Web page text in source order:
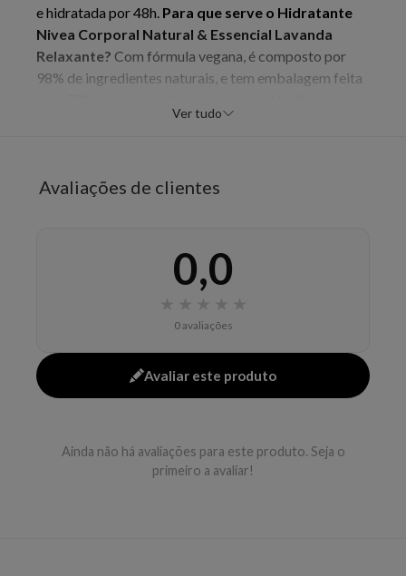
e hidratada por 48h. Para que serve o Hidratante
Nivea Corporal Natural & Essencial Lavanda
Relaxante? Com fórmula vegana, é composto por
98% de ingredientes naturais, e tem embalagem feita
Benefícios e diferenciais:
naturais - Sustentável: 50% menos plástico em sua
necessários para estabilidade e segurança da fórmula
Como usar o NIVEA Hidratante Corporal Natural
& Essencial Lavanda Relaxante?
pele 2. Massageie até o produto ser absorvido 3. Use
EAN: 4005900854360 - 5882
Ver tudo
Avaliações de clientes
0,0
0 avaliações
Avaliar este produto
Ainda não há avaliações para este produto. Seja o
primeiro a avaliar!